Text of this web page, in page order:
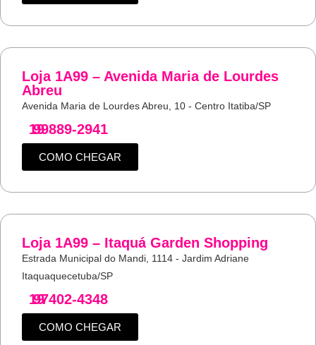
Loja 1A99 – Avenida Maria de Lourdes
Abreu
Avenida Maria de Lourdes Abreu, 10 - Centro Itatiba/SP
19
99889-2941
COMO CHEGAR
Loja 1A99 – Itaquá Garden Shopping
Estrada Municipal do Mandi, 1114 - Jardim Adriane
Itaquaquecetuba/SP
19
97402-4348
COMO CHEGAR